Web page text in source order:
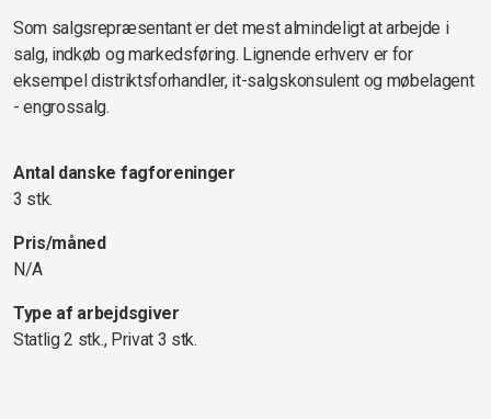
Som salgsrepræsentant er det mest almindeligt at arbejde i
salg, indkøb og markedsføring. Lignende erhverv er for
eksempel distriktsforhandler, it-salgskonsulent og møbelagent
- engrossalg.
Antal danske fagforeninger
3 stk.
Pris/måned
N/A
Type af arbejdsgiver
Statlig 2 stk., Privat 3 stk.